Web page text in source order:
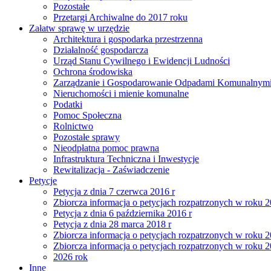
Pozostałe
Przetargi Archiwalne do 2017 roku
Załatw sprawę w urzędzie
Architektura i gospodarka przestrzenna
Działalność gospodarcza
Urząd Stanu Cywilnego i Ewidencji Ludności
Ochrona środowiska
Zarządzanie i Gospodarowanie Odpadami Komunalnymi
Nieruchomości i mienie komunalne
Podatki
Pomoc Społeczna
Rolnictwo
Pozostałe sprawy
Nieodpłatna pomoc prawna
Infrastruktura Techniczna i Inwestycje
Rewitalizacja - Zaświadczenie
Petycje
Petycja z dnia 7 czerwca 2016 r
Zbiorcza informacja o petycjach rozpatrzonych w roku
Petycja z dnia 6 października 2016 r
Petycja z dnia 28 marca 2018 r
Zbiorcza informacja o petycjach rozpatrzonych w roku
Zbiorcza informacja o petycjach rozpatrzonych w roku
2026 rok
Inne